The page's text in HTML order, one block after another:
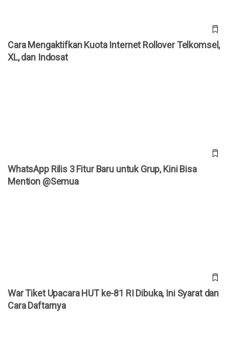
Cara Mengaktifkan Kuota Internet Rollover Telkomsel,
XL, dan Indosat
WhatsApp Rilis 3 Fitur Baru untuk Grup, Kini Bisa
Mention @Semua
War Tiket Upacara HUT ke-81 RI Dibuka, Ini Syarat dan
Cara Daftarnya